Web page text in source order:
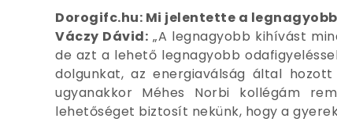
Dorogifc.hu: Mi jelentette a
Váczy Dávid: „A legnagyobb kihívást
de azt a lehető legnagyobb
dolgunkat, az energiaválság által
ugyanakkor Méhes Norbi kollégám
lehetőséget biztosít nekünk, hogy a